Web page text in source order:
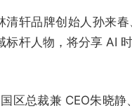
轩品牌创始人孙来
杆人物，将分享 AI
区总裁兼 CEO朱晓静